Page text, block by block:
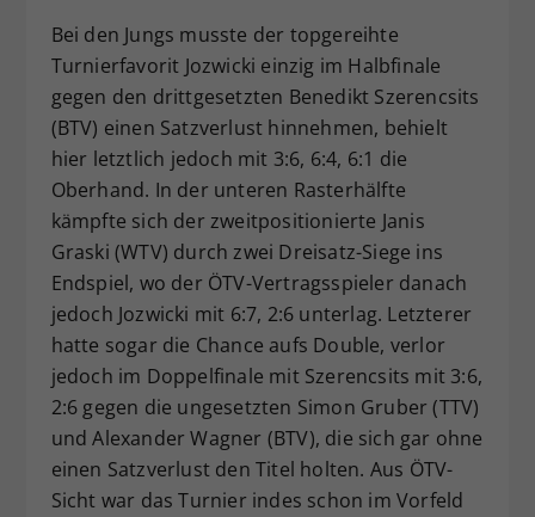
Bei den Jungs musste der topgereihte
Turnierfavorit Jozwicki einzig im Halbfinale
gegen den drittgesetzten Benedikt Szerencsits
(BTV) einen Satzverlust hinnehmen, behielt
hier letztlich jedoch mit 3:6, 6:4, 6:1 die
Oberhand. In der unteren Rasterhälfte
kämpfte sich der zweitpositionierte Janis
Graski (WTV) durch zwei Dreisatz-Siege ins
Endspiel, wo der ÖTV-Vertragsspieler danach
jedoch Jozwicki mit 6:7, 2:6 unterlag. Letzterer
hatte sogar die Chance aufs Double, verlor
jedoch im Doppelfinale mit Szerencsits mit 3:6,
2:6 gegen die ungesetzten Simon Gruber (TTV)
und Alexander Wagner (BTV), die sich gar ohne
einen Satzverlust den Titel holten. Aus ÖTV-
Sicht war das Turnier indes schon im Vorfeld